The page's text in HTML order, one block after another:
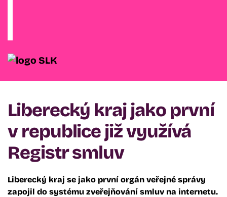
Liberecký kraj jako první
v republice již využívá
Registr smluv
Liberecký kraj se jako první orgán veřejné správy
zapojil do systému zveřejňování smluv na internetu.